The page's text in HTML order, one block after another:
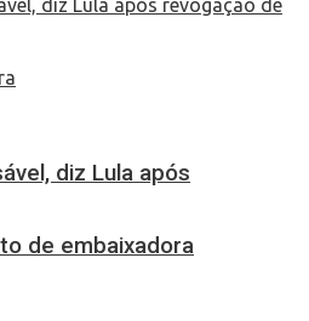
diz Lula após
de embaixadora